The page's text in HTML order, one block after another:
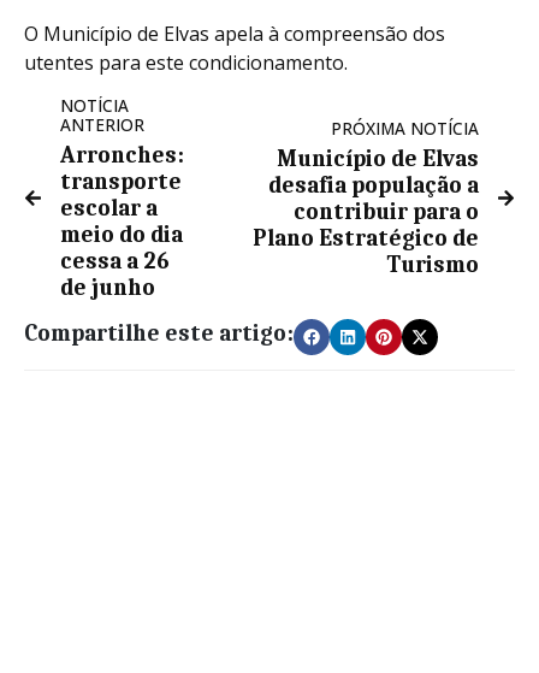
O Município de Elvas apela à compreensão dos
utentes para este condicionamento.
NOTÍCIA
ANTERIOR
Arronches:
transporte
escolar a
meio do dia
cessa a 26
de junho
PRÓXIMA NOTÍCIA
Município de Elvas
desafia população a
contribuir para o
Plano Estratégico de
Turismo
Compartilhe este artigo: